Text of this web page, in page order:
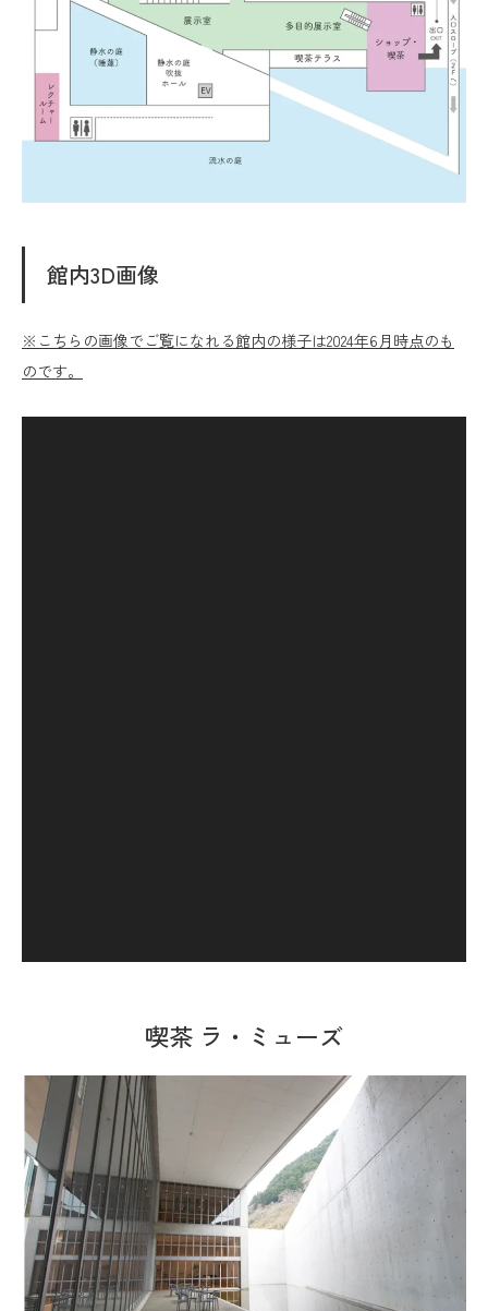
館内3D画像
※こちらの画像でご覧になれる館内の様子は2024年6月時点のも
のです。
喫茶 ラ・ミューズ